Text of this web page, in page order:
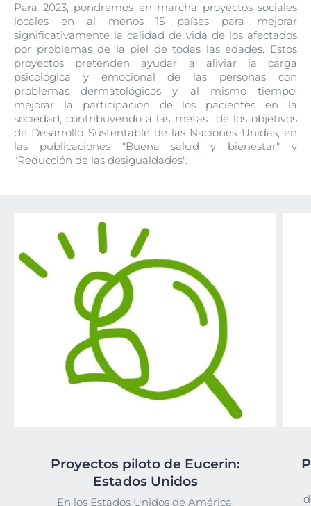
Para 2023, pondremos en marcha proyectos sociales
locales en al menos 15 países para mejorar
significativamente la calidad de vida de los afectados
por problemas de la piel de todas las edades. Estos
proyectos pretenden ayudar a aliviar la carga
psicológica y emocional de las personas con
problemas dermatológicos y, al mismo tiempo,
mejorar la participación de los pacientes en la
sociedad, contribuyendo a las metas de los objetivos
de Desarrollo Sustentable de las Naciones Unidas, en
las publicaciones "Buena salud y bienestar" y
"Reducción de las desigualdades".
Proyectos piloto de Eucerin:
Estados Unidos
En los Estados Unidos de América,